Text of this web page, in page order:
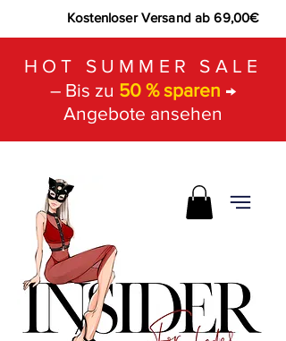
Kostenloser Versand ab 69,00€
HOT SUMMER SALE
– Bis zu 50 % sparen →
Angebote ansehen